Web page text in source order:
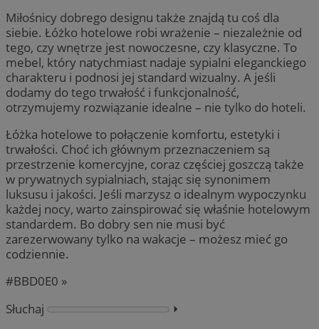
Miłośnicy dobrego designu także znajdą tu coś dla
siebie. Łóżko hotelowe robi wrażenie – niezależnie od
tego, czy wnętrze jest nowoczesne, czy klasyczne. To
mebel, który natychmiast nadaje sypialni eleganckiego
charakteru i podnosi jej standard wizualny. A jeśli
dodamy do tego trwałość i funkcjonalność,
otrzymujemy rozwiązanie idealne – nie tylko do hoteli.
Łóżka hotelowe to połączenie komfortu, estetyki i
trwałości. Choć ich głównym przeznaczeniem są
przestrzenie komercyjne, coraz częściej goszczą także
w prywatnych sypialniach, stając się synonimem
luksusu i jakości. Jeśli marzysz o idealnym wypoczynku
każdej nocy, warto zainspirować się właśnie hotelowym
standardem. Bo dobry sen nie musi być
zarezerwowany tylko na wakacje – możesz mieć go
codziennie.
#BBD0E0 »
Słuchaj
⏵︎